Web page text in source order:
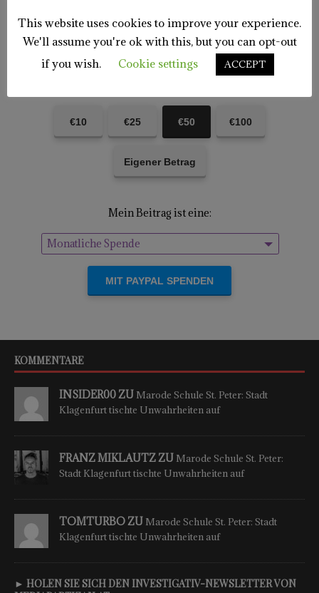
Franz Miklautz, Mediapartizan.at;
Zweck: Unterstützung;
IBAN: AT61 3900 0000 0113 1671
€10 €25 €50 €100
Eigener Betrag
Mein Beitrag ist eine:
Einmalige Spende
Monatliche Spende
KOMMENTARE
INSIDER00 ZU Marode Schule St. Peter: Stadt
Klagenfurt tischte Unwahrheiten auf
FRANZ MIKLAUTZ ZU Marode Schule St. Peter:
Stadt Klagenfurt tischte Unwahrheiten auf
TOMTURBO ZU Marode Schule St. Peter: Stadt
Klagenfurt tischte Unwahrheiten auf
► HOLEN SIE SICH DEN INVESTIGATIV-NEWSLETTER VON
This website uses cookies to improve your experience.
We'll assume you're ok with this, but you can opt-out
if you wish.
Cookie settings ACCEPT